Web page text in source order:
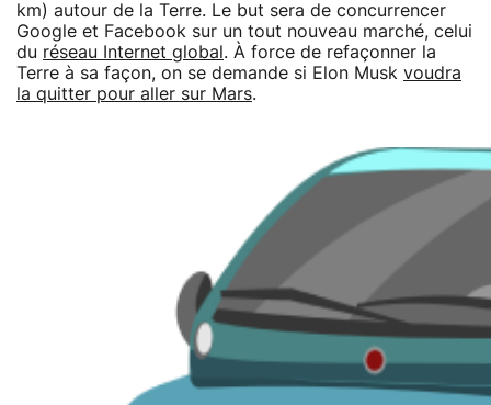
km) autour de la Terre. Le but sera de concurrencer
Google et Facebook sur un tout nouveau marché, celui
du réseau Internet global . À force de refaçonner la
Terre à sa façon, on se demande si Elon Musk voudra
la quitter pour aller sur Mars.